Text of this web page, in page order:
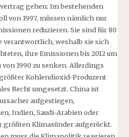
gehen: Im bestehenden
von 1997, müssen nämlich nur
reduzieren. Sie sind für 80
verantwortlich, weshalb sie sich
ihre Emissionen bis 2012 um
von 1990 zu senken. Allerdings
Kohlendioxid-Produzent
Recht umgesetzt. China ist
aufgestiegen,
Indien, Saudi-Arabien oder
größten Klimasünder aufgerückt.